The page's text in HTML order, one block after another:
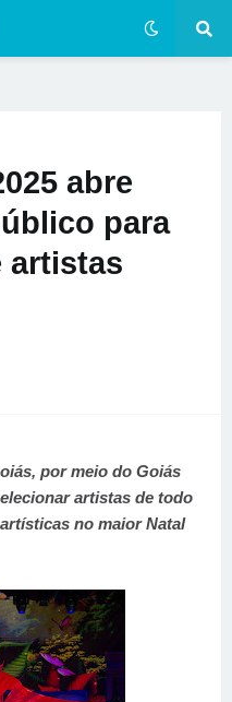
abre
para
artistas
por meio do Goiás
artistas de todo
no maior Natal